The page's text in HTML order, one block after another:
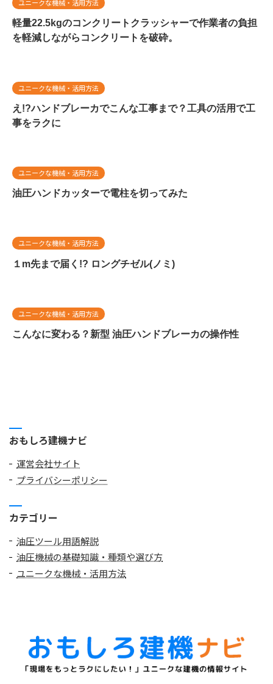
ユニークな機械・活用方法
軽量22.5kgのコンクリートクラッシャーで作業者の負担
を軽減しながらコンクリートを破砕。
ユニークな機械・活用方法
え!?ハンドブレーカでこんな工事まで？工具の活用で工
事をラクに
ユニークな機械・活用方法
油圧ハンドカッターで電柱を切ってみた
ユニークな機械・活用方法
１m先まで届く!? ロングチゼル(ノミ)
ユニークな機械・活用方法
こんなに変わる？新型 油圧ハンドブレーカの操作性
おもしろ建機ナビ
運営会社サイト
プライバシーポリシー
カテゴリー
油圧ツール用語解説
油圧機械の基礎知識・種類や選び方
ユニークな機械・活用方法